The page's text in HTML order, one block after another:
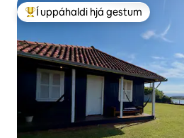
Í mestu uppáhaldi hjá gestum
Í uppáhaldi hjá gestum